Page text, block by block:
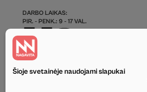
DARBO LAIKAS:
PIR. - PENK.: 9 - 17 VAL.
Šioje svetainėje naudojami slapukai